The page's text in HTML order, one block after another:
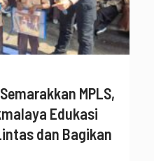
MPLS,
Edukasi
dan Bagikan